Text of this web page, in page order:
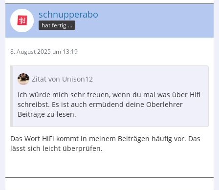
schnupperabo
hat fertig ...
8. August 2025 um 13:19
Zitat von Unison12
Ich würde mich sehr freuen, wenn du mal was über Hifi
schreibst. Es ist auch ermüdend deine Oberlehrer
Beiträge zu lesen.
Das Wort HiFi kommt in meinem Beiträgen häufig vor. Das
lässt sich leicht überprüfen.